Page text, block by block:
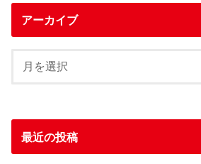
アーカイブ
最近の投稿